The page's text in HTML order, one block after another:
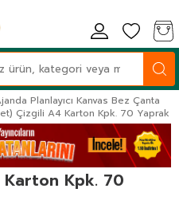
Planlayıcı Kanvas Bez Çanta
Çizgili A4 Karton Kpk. 70 Yaprak
Karton Kpk. 70